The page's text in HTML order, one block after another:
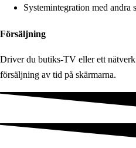
Systemintegration med andra
Försäljning
Driver du butiks-TV eller ett
försäljning av tid på skärmarna.